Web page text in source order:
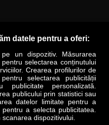
LIFESTYLE SPECIAL OPINII
Revista Business Magazin
datele pentru a oferi:
un dispozitiv. Măsurarea
selectarea conținutului
Crearea profilurilor de
selectarea publicității
publicitate personalizată.
publicului prin statistici sau
datelor limitate pentru a
a selecta publicitatea.
dispozitivului.